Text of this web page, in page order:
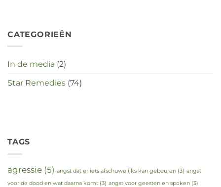
CATEGORIEËN
In de media (2)
Star Remedies (74)
TAGS
agressie (5) angst dat er iets afschuwelijks kan gebeuren (3) angst
voor de dood en wat daarna komt (3) angst voor geesten en spoken (3)